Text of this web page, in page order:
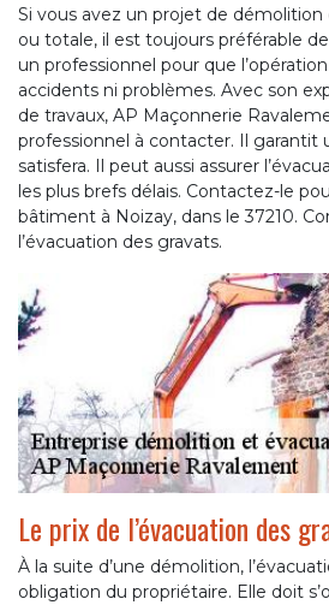
Si vous avez un projet de
ou totale, il est toujours préférable
un professionnel pour que
accidents ni problèmes. Avec son
de travaux, AP Maçonnerie
professionnel à contacter. Il garantit
satisfera. Il peut aussi assurer
les plus brefs délais. Contactez-le
bâtiment à Noizay, dans le 37210.
l’évacuation des gravats.
Le prix de l’évacuation des
À la suite d’une démolition,
obligation du propriétaire. Elle doit